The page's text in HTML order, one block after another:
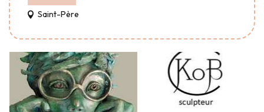
Saint-Père